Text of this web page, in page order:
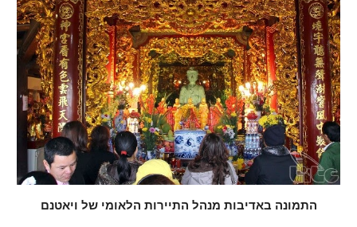
התמונה באדיבות מנהל התיירות הלאומי של ויאטנם